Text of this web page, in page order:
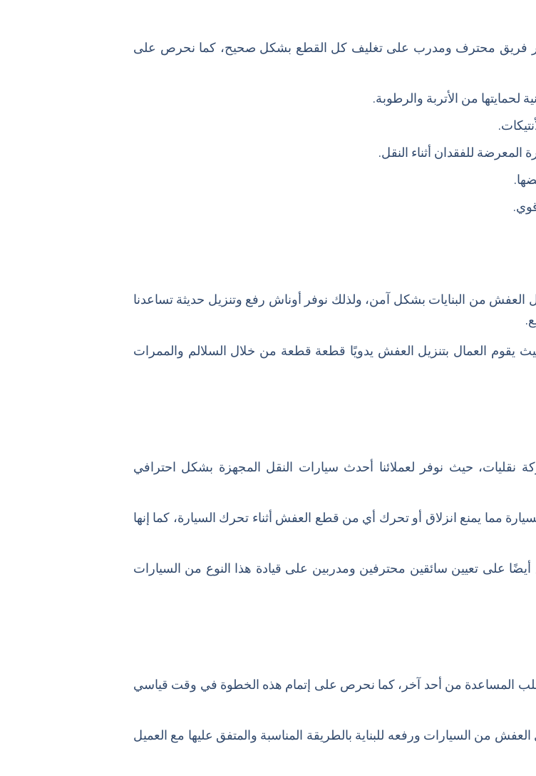
توفير فريق محترف ومدرب على تغليف كل القطع بشكل صحيح، كما نحرص على
لحمايتها من الأتربة والرطوبة.
المعرضة للفقدان أثناء النقل.
العفش من البنايات بشكل آمن، ولذلك نوفر أوناش رفع وتنزيل حديثة تساعدنا
يقوم العمال بتنزيل العفش يدويًا قطعة قطعة من خلال السلالم والممرات
حيث نوفر لعملائنا أحدث سيارات النقل المجهزة بشكل احترافي
مما يمنع انزلاق أو تحرك أي من قطع العفش أثناء تحرك السيارة، كما إنها
على تعيين سائقين محترفين ومدربين على قيادة هذا النوع من السيارات
المساعدة من أحد آخر، كما نحرص على إتمام هذه الخطوة في وقت قياسي
من السيارات ورفعه للبناية بالطريقة المناسبة والمتفق عليها مع العميل